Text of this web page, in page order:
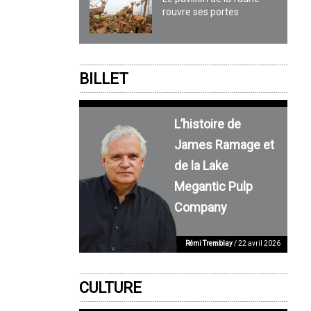
rouvre ses portes
BILLET
L’histoire de
James Ramage et
de la Lake
Megantic Pulp
Company
Rémi Tremblay/ 22 avril 2026
CULTURE